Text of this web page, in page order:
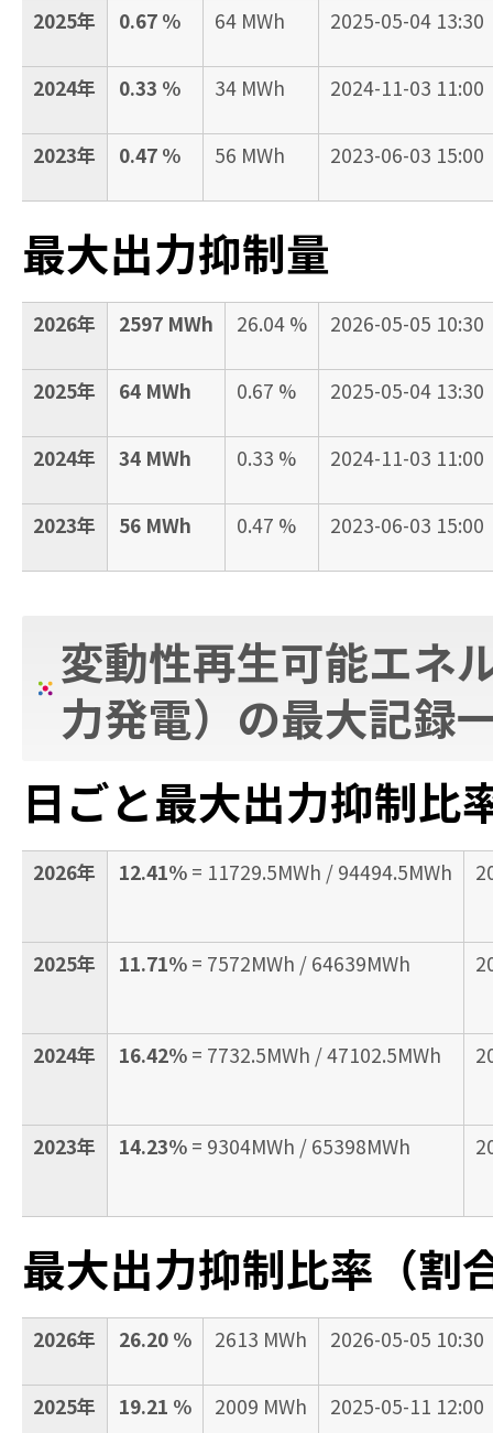
2025年 0.67 % 64 MWh 2025-05-04 13:30
2024年 0.33 % 34 MWh 2024-11-03 11:00
2023年 0.47 % 56 MWh 2023-06-03 15:00
最大出力抑制量
2026年 2597 MWh 26.04 % 2026-05-05 10:30
2025年 64 MWh 0.67 % 2025-05-04 13:30
2024年 34 MWh 0.33 % 2024-11-03 11:00
2023年 56 MWh 0.47 % 2023-06-03 15:00
変動性再生可能エネ
力発電）の最大記録
日ごと最大出力抑制比
2026年 12.41% = 11729.5MWh / 94494.5MWh
2025年 11.71% = 7572MWh / 64639MWh
2024年 16.42% = 7732.5MWh / 47102.5MWh
2023年 14.23% = 9304MWh / 65398MWh
最大出力抑制比率（割
2026年 26.20 % 2613 MWh 2026-05-05 10:30
2025年 19.21 % 2009 MWh 2025-05-11 12:00